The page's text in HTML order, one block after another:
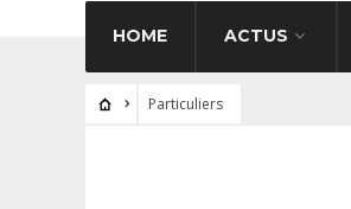
HOME ACTUS
Particuliers